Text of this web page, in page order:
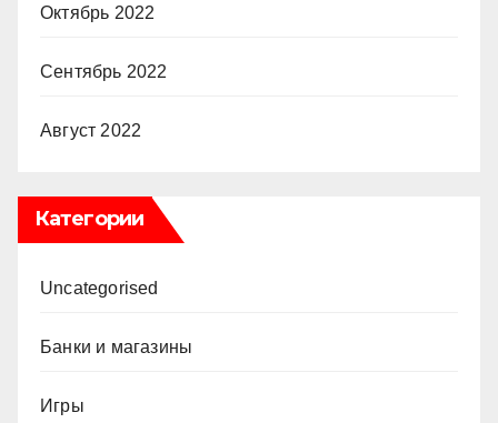
Октябрь 2022
Сентябрь 2022
Август 2022
Категории
Uncategorised
Банки и магазины
Игры